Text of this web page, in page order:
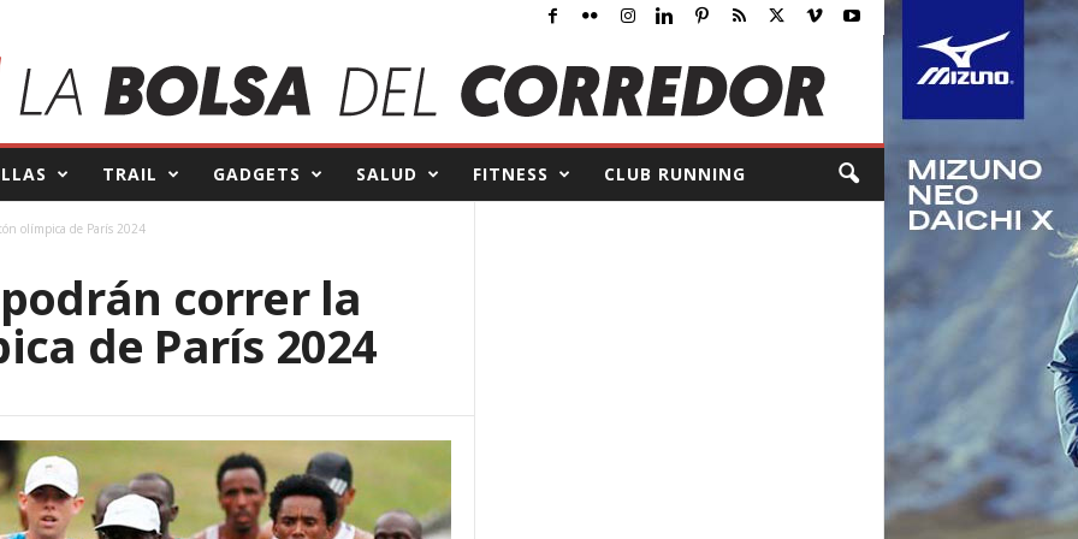
TRAIL GADGETS SALUD FITNESS CLUB RUNNING
olímpica de París 2024
correr la
de París 2024